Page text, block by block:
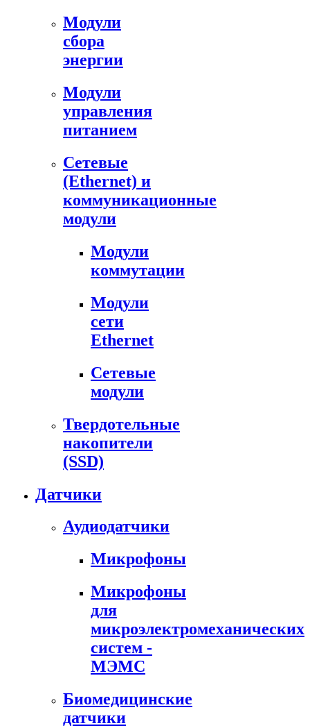
Модули
сбора
энергии
Модули
управления
питанием
Сетевые
(Ethernet) и
коммуникационные
модули
Модули
коммутации
Модули
сети
Ethernet
Сетевые
модули
Твердотельные
накопители
(SSD)
Датчики
Аудиодатчики
Микрофоны
Микрофоны
для
микроэлектромеханических
систем -
МЭМС
Биомедицинские
датчики